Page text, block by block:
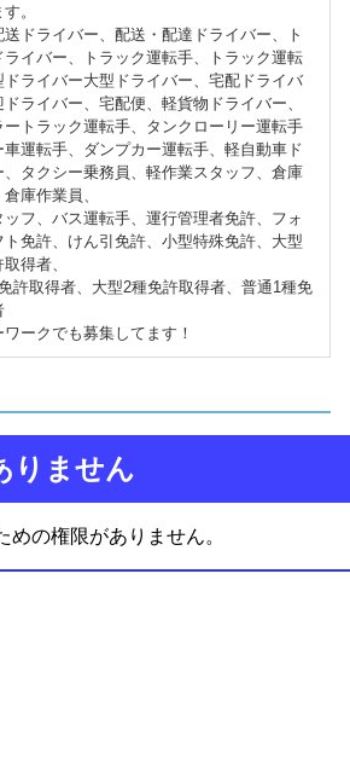
。
送ドライバー、配送・配達ドライバー、ト
ライバー、トラック運転手、トラック運転
ドライバー大型ドライバー、宅配ドライバ
ドライバー、宅配便、軽貨物ドライバー、
ートラック運転手、タンクローリー運転手
車運転手、ダンプカー運転手、軽自動車ド
、タクシー乗務員、軽作業スタッフ、倉庫
庫作業員、
ッフ、バス運転手、運行管理者免許、フォ
ト免許、けん引免許、小型特殊免許、大型
得者、
許取得者、大型2種免許取得者、普通1種免
ークでも募集してます！